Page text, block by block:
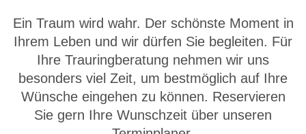
Ein Traum wird wahr. Der schönste Moment in
Ihrem Leben und wir dürfen Sie begleiten. Für
Ihre Trauringberatung nehmen wir uns
besonders viel Zeit, um bestmöglich auf Ihre
Wünsche eingehen zu können. Reservieren
Sie gern Ihre Wunschzeit über unseren